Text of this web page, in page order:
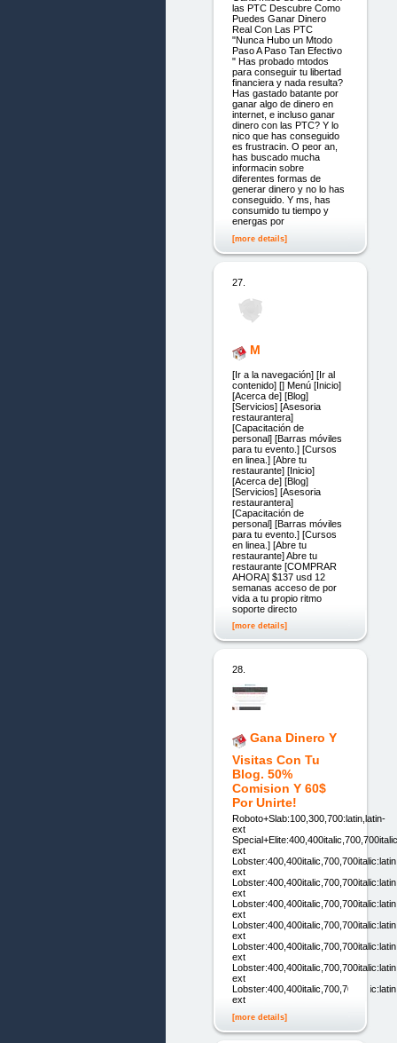
las PTC Descubre Como
Puedes Ganar Dinero
Real Con Las PTC
"Nunca Hubo un Mtodo
Paso A Paso Tan Efectivo
" Has probado mtodos
para conseguir tu libertad
financiera y nada resulta?
Has gastado batante por
ganar algo de dinero en
internet, e incluso ganar
dinero con las PTC? Y lo
nico que has conseguido
es frustracin. O peor an,
has buscado mucha
informacin sobre
diferentes formas de
generar dinero y no lo has
conseguido. Y ms, has
consumido tu tiempo y
energas por
[more details]
27.
M
[Ir a la navegación] [Ir al
contenido] [] Menú [Inicio]
[Acerca de] [Blog]
[Servicios] [Asesoria
restaurantera]
[Capacitación de
personal] [Barras móviles
para tu evento.] [Cursos
en linea.] [Abre tu
restaurante] [Inicio]
[Acerca de] [Blog]
[Servicios] [Asesoria
restaurantera]
[Capacitación de
personal] [Barras móviles
para tu evento.] [Cursos
en linea.] [Abre tu
restaurante] Abre tu
restaurante [COMPRAR
AHORA] $137 usd 12
semanas acceso de por
vida a tu propio ritmo
soporte directo
[more details]
28.
Gana Dinero Y
Visitas Con Tu
Blog. 50%
Comision Y 60$
Por Unirte!
Roboto+Slab:100,300,700:latin,latin-
ext
ext
ext
ext
ext
ext
ext
ext
ext
[more details]